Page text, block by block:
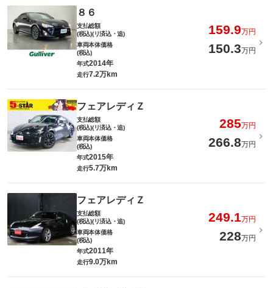
８６
支払総額
(税込)(リ済込・追)
159.9万円
車両本体価格
(税込)
150.3万円
年式2014年
走行7.2万km
フェアレディＺ
支払総額
(税込)(リ済込・追)
285万円
車両本体価格
(税込)
266.8万円
年式2015年
走行5.7万km
フェアレディＺ
支払総額
(税込)(リ済込・追)
249.1万円
車両本体価格
(税込)
228万円
年式2011年
走行9.0万km